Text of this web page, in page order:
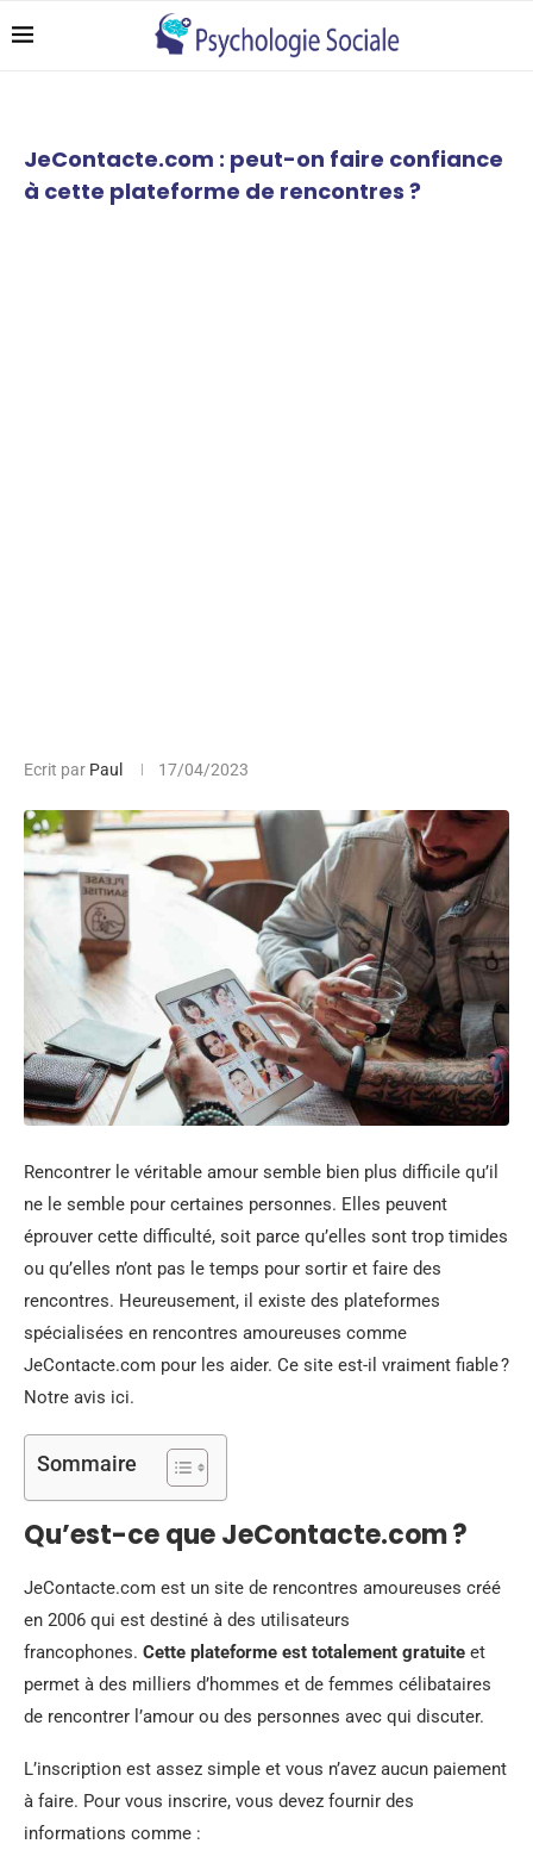
JeContacte.com : peut-on faire confiance
à cette plateforme de rencontres ?
Ecrit par Paul 17/04/2023
Rencontrer le véritable amour semble bien plus difficile qu’il
ne le semble pour certaines personnes. Elles peuvent
éprouver cette difficulté, soit parce qu’elles sont trop timides
ou qu’elles n’ont pas le temps pour sortir et faire des
rencontres. Heureusement, il existe des plateformes
spécialisées en rencontres amoureuses comme
JeContacte.com pour les aider. Ce site est-il vraiment fiable ?
Notre avis ici.
Sommaire
Qu’est-ce que JeContacte.com ?
JeContacte.com est un site de rencontres amoureuses créé
en 2006 qui est destiné à des utilisateurs
francophones. Cette plateforme est totalement gratuite et
permet à des milliers d’hommes et de femmes célibataires
de rencontrer l’amour ou des personnes avec qui discuter.
L’inscription est assez simple et vous n’avez aucun paiement
à faire. Pour vous inscrire, vous devez fournir des
informations comme :